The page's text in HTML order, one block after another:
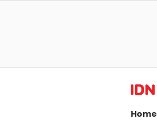
Home